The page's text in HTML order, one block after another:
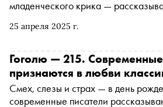
25 апреля 2025 г.
младенческого крика —
Книга вышла в серии «ЖИЛ» в
Гоголю — 215.
признаются в любви
Смех, слезы и страх — в день
современные писатели